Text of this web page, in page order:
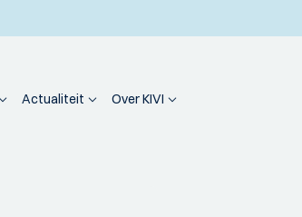
Actualiteit Over KIVI